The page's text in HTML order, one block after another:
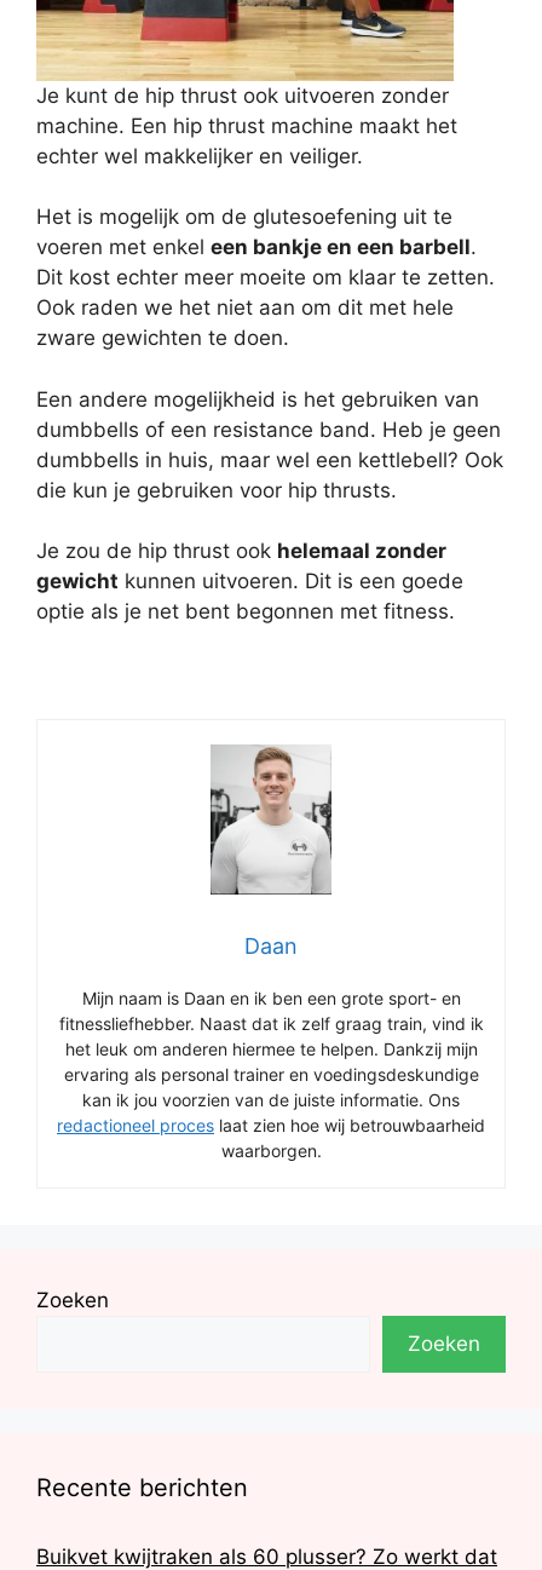
Je kunt de hip thrust ook uitvoeren zonder
machine. Een hip thrust machine maakt het
echter wel makkelijker en veiliger.
Het is mogelijk om de glutesoefening uit te
voeren met enkel een bankje en een barbell.
Dit kost echter meer moeite om klaar te zetten.
Ook raden we het niet aan om dit met hele
zware gewichten te doen.
Een andere mogelijkheid is het gebruiken van
dumbbells of een resistance band. Heb je geen
dumbbells in huis, maar wel een kettlebell? Ook
die kun je gebruiken voor hip thrusts.
Je zou de hip thrust ook helemaal zonder
gewicht kunnen uitvoeren. Dit is een goede
optie als je net bent begonnen met fitness.
Daan
Mijn naam is Daan en ik ben een grote sport- en
fitnessliefhebber. Naast dat ik zelf graag train, vind ik
het leuk om anderen hiermee te helpen. Dankzij mijn
ervaring als personal trainer en voedingsdeskundige
kan ik jou voorzien van de juiste informatie. Ons
redactioneel proces laat zien hoe wij betrouwbaarheid
waarborgen.
Zoeken
Zoeken
Recente berichten
Buikvet kwijtraken als 60 plusser? Zo werkt dat